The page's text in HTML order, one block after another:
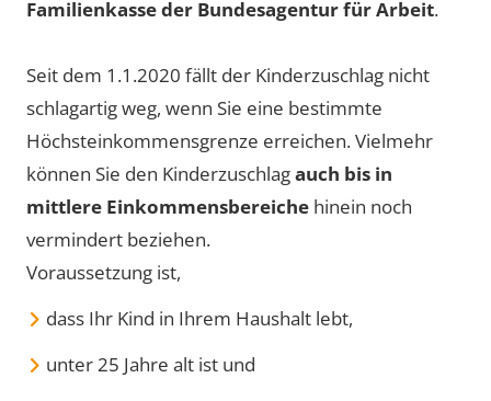
Familienkasse der Bundesagentur für Arbeit.
Seit dem 1.1.2020 fällt der Kinderzuschlag nicht
schlagartig weg, wenn Sie eine bestimmte
Höchsteinkommensgrenze erreichen. Vielmehr
können Sie den Kinderzuschlagauch bis in
mittlere Einkommensbereiche hinein noch
vermindert beziehen.
Voraussetzung ist,
dass Ihr Kind in Ihrem Haushalt lebt,
unter 25 Jahre alt ist und